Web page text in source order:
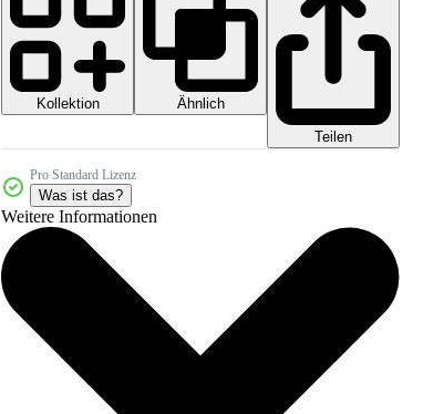
Kollektion
Ähnlich
Teilen
Pro Standard Lizenz
Was ist das?
Weitere Informationen